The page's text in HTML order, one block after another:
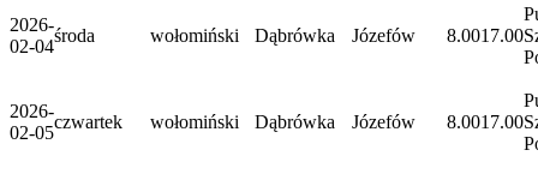
2026-
02-04
środa wołomiński Dąbrówka Józefów 8.0017.00
2026-
02-05
czwartek wołomiński Dąbrówka Józefów 8.0017.00